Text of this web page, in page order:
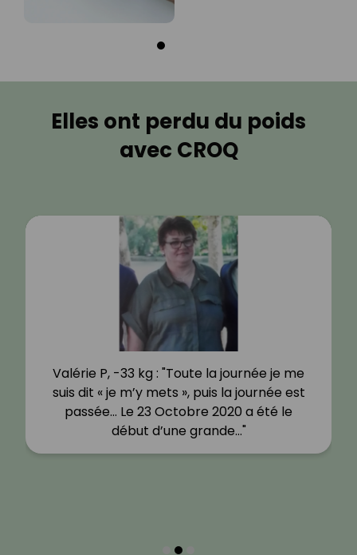
Elles ont perdu du poids
avec CROQ
Valérie P, -33 kg : "Toute la journée je me
suis dit « je m’y mets », puis la journée est
passée… Le 23 Octobre 2020 a été le
début d’une grande…"